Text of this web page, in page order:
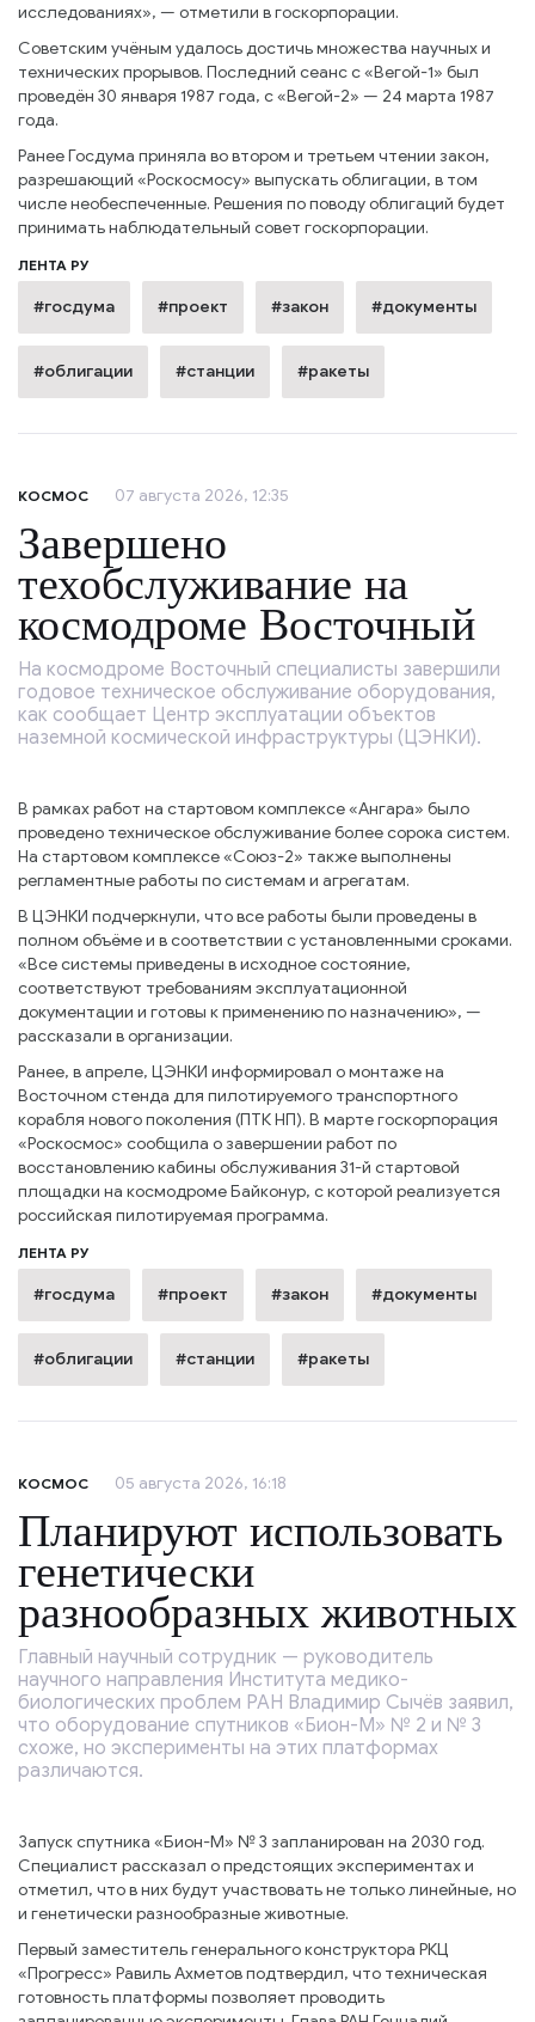
исследованиях», — отметили в госкорпорации.
Советским учёным удалось достичь множества научных и
технических прорывов. Последний сеанс с «Вегой-1» был
проведён 30 января 1987 года, с «Вегой-2» — 24 марта 1987
года.
Ранее Госдума приняла во втором и третьем чтении закон,
разрешающий «Роскосмосу» выпускать облигации, в том
числе необеспеченные. Решения по поводу облигаций будет
принимать наблюдательный совет госкорпорации.
ЛЕНТА РУ
#госдума #проект #закон #документы
#облигации #станции #ракеты
КОСМОС 07 августа 2026, 12:35
Завершено
техобслуживание на
космодроме Восточный
На космодроме Восточный специалисты завершили
годовое техническое обслуживание оборудования,
как сообщает Центр эксплуатации объектов
наземной космической инфраструктуры (ЦЭНКИ).
В рамках работ на стартовом комплексе «Ангара» было
проведено техническое обслуживание более сорока систем.
На стартовом комплексе «Союз-2» также выполнены
регламентные работы по системам и агрегатам.
В ЦЭНКИ подчеркнули, что все работы были проведены в
полном объёме и в соответствии с установленными сроками.
«Все системы приведены в исходное состояние,
соответствуют требованиям эксплуатационной
документации и готовы к применению по назначению», —
рассказали в организации.
Ранее, в апреле, ЦЭНКИ информировал о монтаже на
Восточном стенда для пилотируемого транспортного
корабля нового поколения (ПТК НП). В марте госкорпорация
«Роскосмос» сообщила о завершении работ по
восстановлению кабины обслуживания 31-й стартовой
площадки на космодроме Байконур, с которой реализуется
российская пилотируемая программа.
ЛЕНТА РУ
#госдума #проект #закон #документы
#облигации #станции #ракеты
КОСМОС 05 августа 2026, 16:18
Планируют использовать
генетически
разнообразных животных
Главный научный сотрудник — руководитель
научного направления Института медико-
биологических проблем РАН Владимир Сычёв заявил,
что оборудование спутников «Бион-М» № 2 и № 3
схоже, но эксперименты на этих платформах
различаются.
Запуск спутника «Бион-М» № 3 запланирован на 2030 год.
Специалист рассказал о предстоящих экспериментах и
отметил, что в них будут участвовать не только линейные, но
и генетически разнообразные животные.
Первый заместитель генерального конструктора РКЦ
«Прогресс» Равиль Ахметов подтвердил, что техническая
готовность платформы позволяет проводить